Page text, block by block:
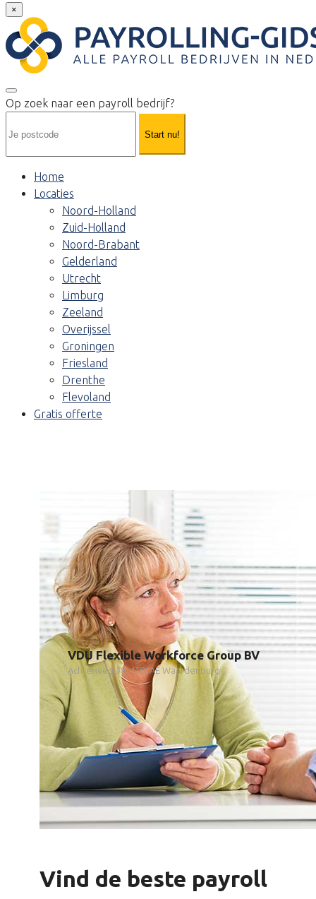
×
Op zoek naar een payroll bedrijf?
Start nu!
Home
Locaties
Noord-Holland
Zuid-Holland
Noord-Brabant
Gelderland
Utrecht
Limburg
Zeeland
Overijssel
Groningen
Friesland
Drenthe
Flevoland
Gratis offerte
VDU Flexible Workforce Group BV
Achterweg 38, 4181AE Waardenburg
Vind de beste payroll